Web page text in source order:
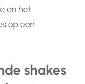
en het
op een
shakes